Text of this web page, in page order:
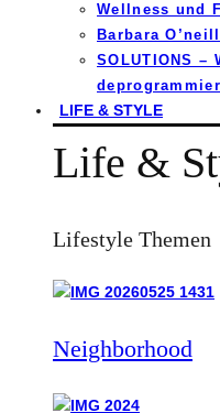
Wellness und
Barbara O’neill
SOLUTIONS –
LIFE & STYLE
Life &
Lifestyle Themen
Neighborhood